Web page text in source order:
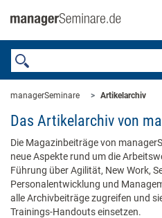
managerSeminare Artikelarchiv
Das Artikelarchiv von
Die Magazinbeiträge von
neue Aspekte rund um die
Führung über Agilität, New Work,
Personalentwicklung und
alle Archivbeiträge zugreifen und
Trainings-Handouts einsetzen.